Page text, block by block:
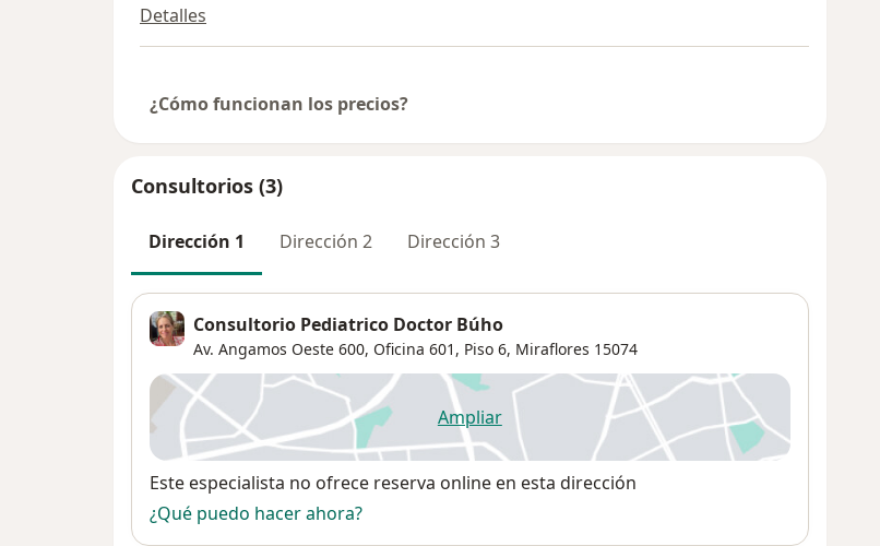
Detalles
¿Cómo funcionan los precios?
Consultorios (3)
Dirección 1 Dirección 2 Dirección 3
Consultorio Pediatrico Doctor Búho
Av. Angamos Oeste 600, Oficina 601, Piso 6, Miraflores 15074
Ampliarse abre en una nueva pestaña
Disponibilidad
Este especialista no ofrece reserva online en esta dirección
¿Qué puedo hacer ahora?